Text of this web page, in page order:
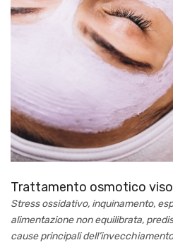
Trattamento osmotico
Stress ossidativo, inquinamento,
alimentazione non equilibrata,
cause principali